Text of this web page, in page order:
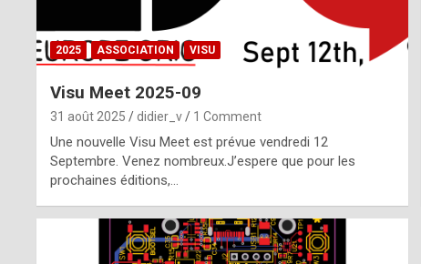
2025 ASSOCIATION VISU
Visu Meet 2025-09
31 août 2025 didier_v 1 Comment
Une nouvelle Visu Meet est prévue vendredi 12
Septembre. Venez nombreux.J’espere que pour les
prochaines éditions,…